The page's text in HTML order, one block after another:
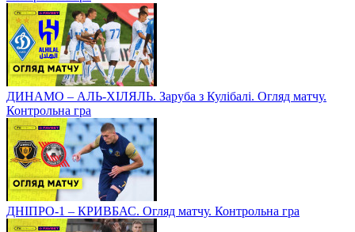
ДИНАМО – АЛЬ-ХІЛЯЛЬ. Заруба з Кулібалі. Огляд матчу.
Контрольна гра
ДНІПРО-1 – КРИВБАС. Огляд матчу. Контрольна гра